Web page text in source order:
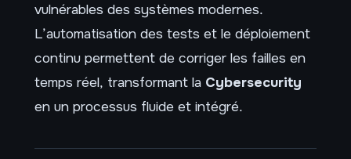
vulnérables des systèmes modernes.
L’automatisation des tests et le déploiement
continu permettent de corriger les failles en
temps réel, transformant la Cybersecurity
en un processus fluide et intégré.